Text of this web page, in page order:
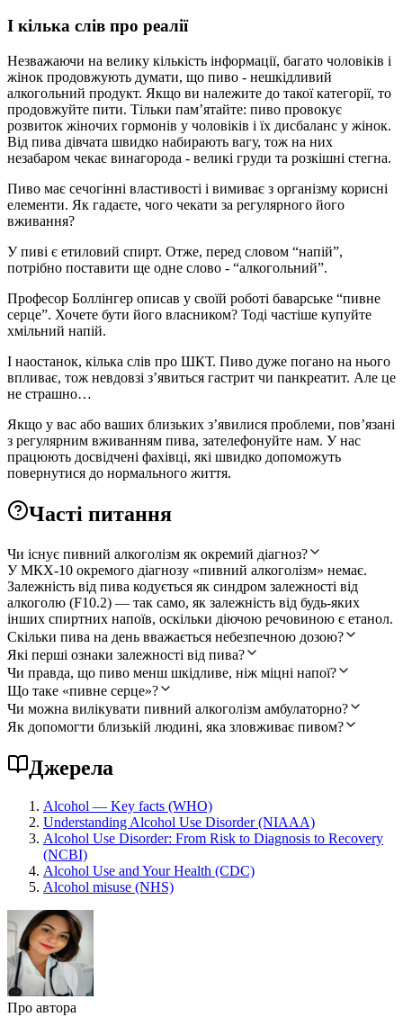
І кілька слів про реалії
Незважаючи на велику кількість інформації, багато чоловіків і
жінок продовжують думати, що пиво - нешкідливий
алкогольний продукт. Якщо ви належите до такої категорії, то
продовжуйте пити. Тільки пам’ятайте: пиво провокує
розвиток жіночих гормонів у чоловіків і їх дисбаланс у жінок.
Від пива дівчата швидко набирають вагу, тож на них
незабаром чекає винагорода - великі груди та розкішні стегна.
Пиво має сечогінні властивості і вимиває з організму корисні
елементи. Як гадаєте, чого чекати за регулярного його
вживання?
У пиві є етиловий спирт. Отже, перед словом “напій”,
потрібно поставити ще одне слово - “алкогольний”.
Професор Боллінгер описав у своїй роботі баварське “пивне
серце”. Хочете бути його власником? Тоді частіше купуйте
хмільний напій.
І наостанок, кілька слів про ШКТ. Пиво дуже погано на нього
впливає, тож невдовзі з’явиться гастрит чи панкреатит. Але це
не страшно…
Якщо у вас або ваших близьких з’явилися проблеми, пов’язані
з регулярним вживанням пива, зателефонуйте нам. У нас
працюють досвідчені фахівці, які швидко допоможуть
повернутися до нормального життя.
Часті питання
Чи існує пивний алкоголізм як окремий діагноз?
У МКХ-10 окремого діагнозу «пивний алкоголізм» немає.
Залежність від пива кодується як синдром залежності від
алкоголю (F10.2) — так само, як залежність від будь-яких
інших спиртних напоїв, оскільки діючою речовиною є етанол.
Скільки пива на день вважається небезпечною дозою?
Які перші ознаки залежності від пива?
Чи правда, що пиво менш шкідливе, ніж міцні напої?
Що таке «пивне серце»?
Чи можна вилікувати пивний алкоголізм амбулаторно?
Як допомогти близькій людині, яка зловживає пивом?
Джерела
Alcohol — Key facts (WHO)
Understanding Alcohol Use Disorder (NIAAA)
Alcohol Use Disorder: From Risk to Diagnosis to Recovery
(NCBI)
Alcohol Use and Your Health (CDC)
Alcohol misuse (NHS)
Про автора